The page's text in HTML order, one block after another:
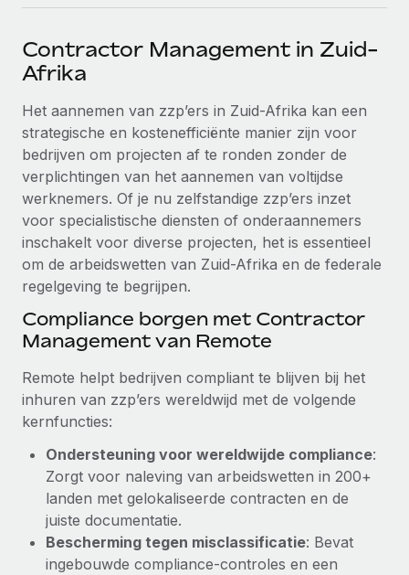
DIENSTEN
Krijg hulp van global HR- en juridische experts
Achtergrondonderzoek
Vereenvoudig het screeningsproces van
kandidaten
Compliance Watchtower
Blijf compliance-risico's voor
Lever en track wereldwijd IT-middelen
Entiteiten oprichten
Stel snel compliant entiteiten op
Mobiliteit en overplaatsing
Plaats werknemers moeiteloos over
Secundaire arbeidsvoorwaarden
Eenvoudig secundaire arbeidsvoorwaarden
beheren
Een partner worden
Ontdek hoe je met ons kunt samenwerken
Integraties en advies over AI-automatiseringen
CASESTUDY'S
Newsroom
Inzichtencentrum
Support
Alle bronnen bekijken
BLOG
Global Payroll
EOR en PEO
Contractor Management
Belastingen
Naar de blog
BLOG
Productupdates van Remote: Gusto- en Xero-
integraties en Contractor Management Plus
Contractor Management in Zuid-
Afrika
Het aannemen van zzp’ers in Zuid-Afrika kan een
strategische en kostenefficiënte manier zijn voor
bedrijven om projecten af te ronden zonder de
verplichtingen van het aannemen van voltijdse
werknemers. Of je nu zelfstandige zzp’ers inzet
voor specialistische diensten of onderaannemers
inschakelt voor diverse projecten, het is essentieel
om de arbeidswetten van Zuid-Afrika en de federale
regelgeving te begrijpen.
Compliance borgen met Contractor
Management van Remote
Remote helpt bedrijven compliant te blijven bij het
inhuren van zzp’ers wereldwijd met de volgende
kernfuncties:
Ondersteuning voor wereldwijde compliance:
Zorgt voor naleving van arbeidswetten in 200+
landen met gelokaliseerde contracten en de
juiste documentatie.
Bescherming tegen misclassificatie: Bevat
ingebouwde compliance-controles en een